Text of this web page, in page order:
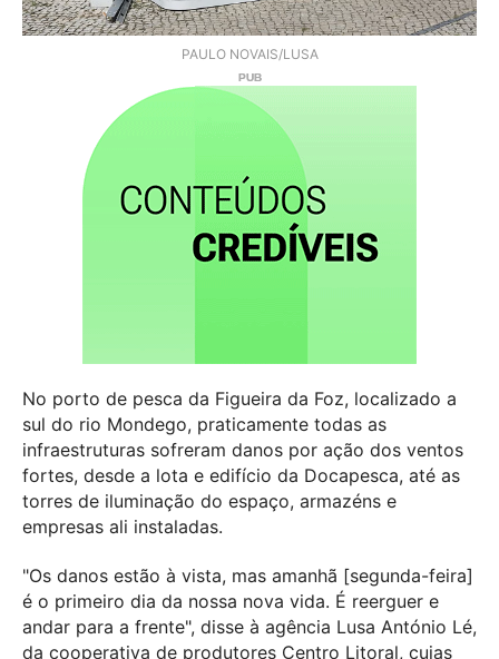
PAULO NOVAIS/LUSA
No porto de pesca da Figueira da Foz, localizado a
sul do rio Mondego, praticamente todas as
infraestruturas sofreram danos por ação dos ventos
fortes, desde a lota e edifício da Docapesca, até as
torres de iluminação do espaço, armazéns e
empresas ali instaladas.
"Os danos estão à vista, mas amanhã [segunda-feira]
é o primeiro dia da nossa nova vida. É reerguer e
andar para a frente", disse à agência Lusa António Lé,
da cooperativa de produtores Centro Litoral, cujas